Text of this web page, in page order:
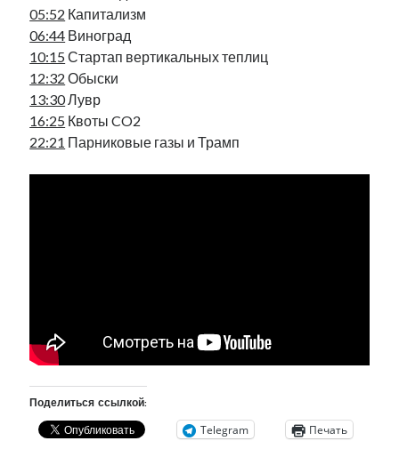
подкаст потеряны данные
рийгикогу россия
русскоязычное образование ссср
стенограмма
т.х. ильвес танк фотоотчет
эстония эстонский язык
05:52 Капитализм
06:44 Виноград
10:15 Стартап вертикальных теплиц
12:32 Обыски
13:30Лувр
16:25 Квоты CO2
22:21 Парниковые газы и Трамп
Поделиться ссылкой:
Telegram Печать